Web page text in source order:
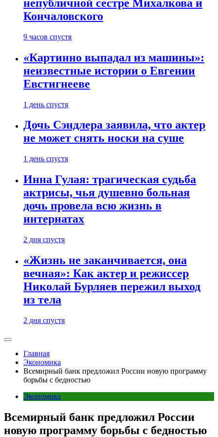
непубличной сестре Михалкова и
Кончаловского
9 часов спустя
«Картинно выпадал из машины»:
неизвестные истории о Евгении
Евстигнееве
1 день спустя
Дочь Сэндлера заявила, что актер
не может снять носки на суше
1 день спустя
Инна Гулая: трагическая судьба
актрисы, чья душевно больная
дочь провела всю жизнь в
интернатах
2 дня спустя
«Жизнь не заканчивается, она
вечная»: Как актер и режиссер
Николай Бурляев пережил выход
из тела
2 дня спустя
Главная
Экономика
Всемирный банк предложил России новую программу
борьбы с бедностью
Экономика
Всемирный банк предложил России
новую программу борьбы с бедностью